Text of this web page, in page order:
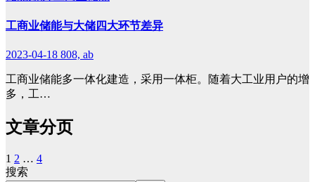
工商业储能与大储四大环节差异
2023-04-18 808, ab
工商业储能多一体化建造，采用一体柜。随着大工业用户的增
多，工…
文章分页
1 2 … 4
搜索